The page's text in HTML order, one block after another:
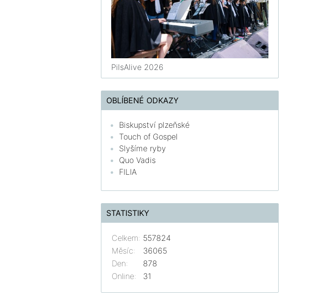
PilsAlive 2026
OBLÍBENÉ ODKAZY
Biskupství plzeňské
Touch of Gospel
Slyšíme ryby
Quo Vadis
FILIA
STATISTIKY
Online: 31
Celkem: 557824
Měsíc:
36065
Den:
878